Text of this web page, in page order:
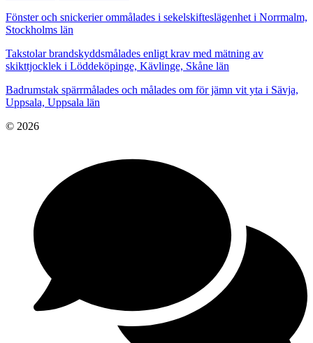
Fönster och snickerier ommålades i sekelskifteslägenhet i Norrmalm,
Stockholms län
Takstolar brandskyddsmålades enligt krav med mätning av
skikttjocklek i Löddeköpinge, Kävlinge, Skåne län
Badrumstak spärrmålades och målades om för jämn vit yta i Sävja,
Uppsala, Uppsala län
© 2026